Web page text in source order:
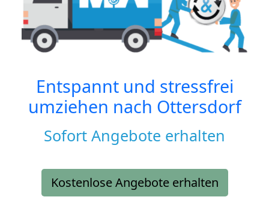
Entspannt und stressfrei
umziehen nach Ottersdorf
Sofort Angebote erhalten
Kostenlose Angebote erhalten